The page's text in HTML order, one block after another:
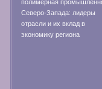
полимерная
Северо-Запада: лидеры
отрасли и их вклад в
экономику региона